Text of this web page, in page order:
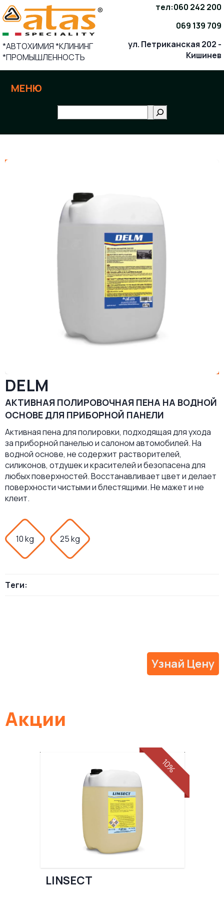
Skip
to
content
*АВТОХИМИЯ *КЛИНИНГ
*ПРОМЫШЛЕННОСТЬ
тел:060 242 200
069 139 709
ул. Петриканская 202 -
Кишинев
МЕНЮ
DELM
АКТИВНАЯ ПОЛИРОВОЧНАЯ ПЕНА НА ВОДНОЙ
ОСНОВЕ ДЛЯ ПРИБОРНОЙ ПАНЕЛИ
Активная пена для полировки, подходящая для ухода
за приборной панелью и салоном автомобилей. На
водной основе, не содержит растворителей,
силиконов, отдушек и красителей и безопасена для
любых поверхностей. Восстанавливает цвет и делает
поверхности чистыми и блестящими. Не мажет и не
клеит.
10 kg 25 kg
Теги:
Узнай Цену
Акции
10%
LINSECT